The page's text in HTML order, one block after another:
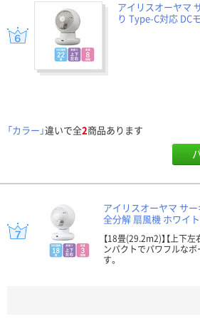
アイリスオーヤマ
り Type-C対応 DC
「カラー」違いで全2商品あります
アイリスオーヤマ サ
全分解 扇風機 ホワイ
【18畳(29.2m2)】【上下
ンパクトでパワフルな
す。